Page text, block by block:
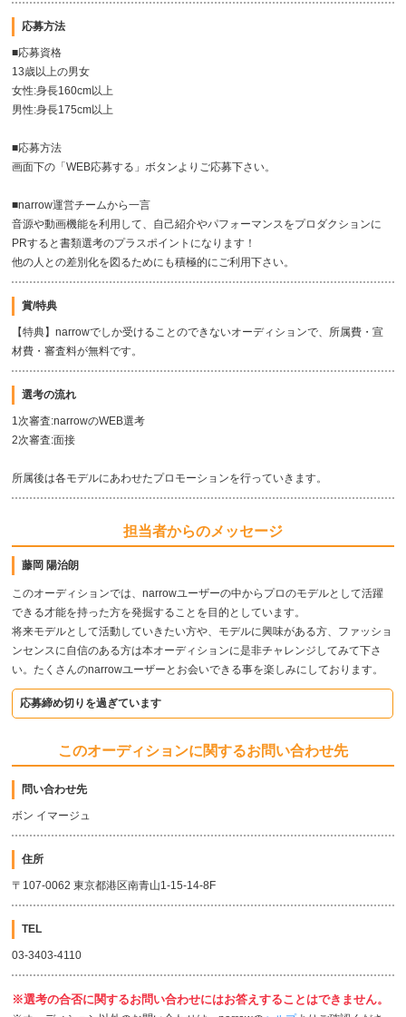
応募方法
■応募資格
13歳以上の男女
女性:身長160cm以上
男性:身長175cm以上
■応募方法
画面下の「WEB応募する」ボタンよりご応募下さい。
■narrow運営チームから一言
音源や動画機能を利用して、自己紹介やパフォーマンスをプロダクションに
PRすると書類選考のプラスポイントになります！
他の人との差別化を図るためにも積極的にご利用下さい。
賞/特典
【特典】narrowでしか受けることのできないオーディションで、所属費・宣
材費・審査料が無料です。
選考の流れ
1次審査:narrowのWEB選考
2次審査:面接
所属後は各モデルにあわせたプロモーションを行っていきます。
担当者からのメッセージ
藤岡 陽治朗
このオーディションでは、narrowユーザーの中からプロのモデルとして活躍
できる才能を持った方を発掘することを目的としています。
将来モデルとして活動していきたい方や、モデルに興味がある方、ファッショ
ンセンスに自信のある方は本オーディションに是非チャレンジしてみて下さ
い。たくさんのnarrowユーザーとお会いできる事を楽しみにしております。
応募締め切りを過ぎています
このオーディションに関するお問い合わせ先
問い合わせ先
ボン イマージュ
住所
〒107-0062 東京都港区南青山1-15-14-8F
TEL
03-3403-4110
※選考の合否に関するお問い合わせにはお答えすることはできません。